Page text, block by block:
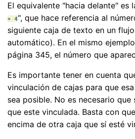
El equivalente "hacia delante" es
+ 4", que hace referencia al
siguiente caja de texto en un
automático). En el mismo
página 345, el número que
Es importante tener en cuenta
vinculación de cajas para que
sea posible. No es necesario que
que este vinculada. Basta con
encima de otra caja que sí esté